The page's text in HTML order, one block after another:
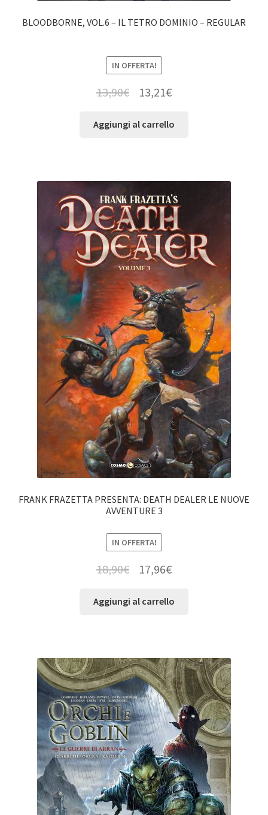
BLOODBORNE, VOL.6 – IL TETRO DOMINIO – REGULAR
IN OFFERTA!
13,90€ 13,21€
Aggiungi al carrello
FRANK FRAZETTA PRESENTA: DEATH DEALER LE NUOVE
AVVENTURE 3
IN OFFERTA!
18,90€ 17,96€
Aggiungi al carrello